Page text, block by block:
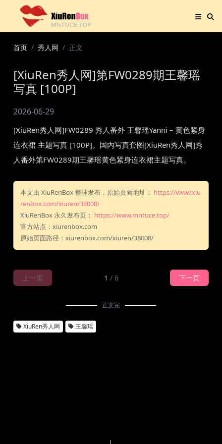
首页 秀人网 正文
[XiuRen秀人网]第FW0289期王馨瑶
写真 [100P]
2026-06-29
[XiuRen秀人网]FW0289 秀人番外 王馨瑶Yanni – 黄色紧身
连衣裙 主题写真 [100P]。国内写真套图[XiuRen秀人网]秀
人番外第FW0289期王馨瑶黄色紧身连衣裙主题写真。
本文由 XiuRenBox 整理发布，原始页面地址： https://www.xiu
renbox.com/xiuren/38008/
XiuRenBox 永久发布页： https://www.mntuce.top/
官方站点：xiurenbox.com
原始页面路径：xiurenbox.com/xiuren/38008/
上一页 1 / 6 下一页
正文完
XiuRen秀人网 王馨瑶